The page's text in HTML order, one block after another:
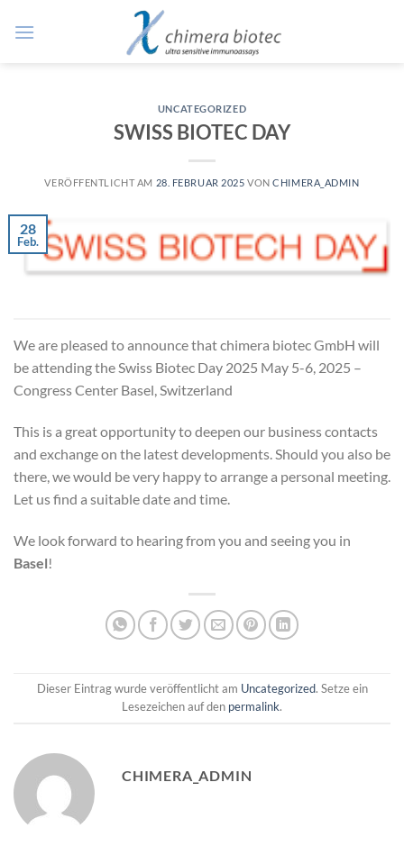
Inhalt
UNCATEGORIZED
SWISS BIOTEC DAY
VERÖFFENTLICHT AM 28. FEBRUAR 2025 VONCHIMERA_ADMIN
28
Feb.
We are pleased to announce that chimera biotec GmbH will
be attending the Swiss Biotec Day 2025 May 5-6, 2025 –
Congress Center Basel, Switzerland
This is a great opportunity to deepen our business contacts
and exchange on the latest developments. Should you also be
there, we would be very happy to arrange a personal meeting.
Let us find a suitable date and time.
We look forward to hearing from you and seeing you in
Basel!
Dieser Eintrag wurde veröffentlicht am Uncategorized. Setze ein
Lesezeichen auf den permalink.
CHIMERA_ADMIN